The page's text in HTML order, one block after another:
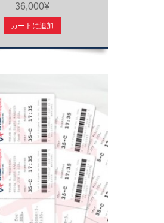
36,000¥
カートに追加